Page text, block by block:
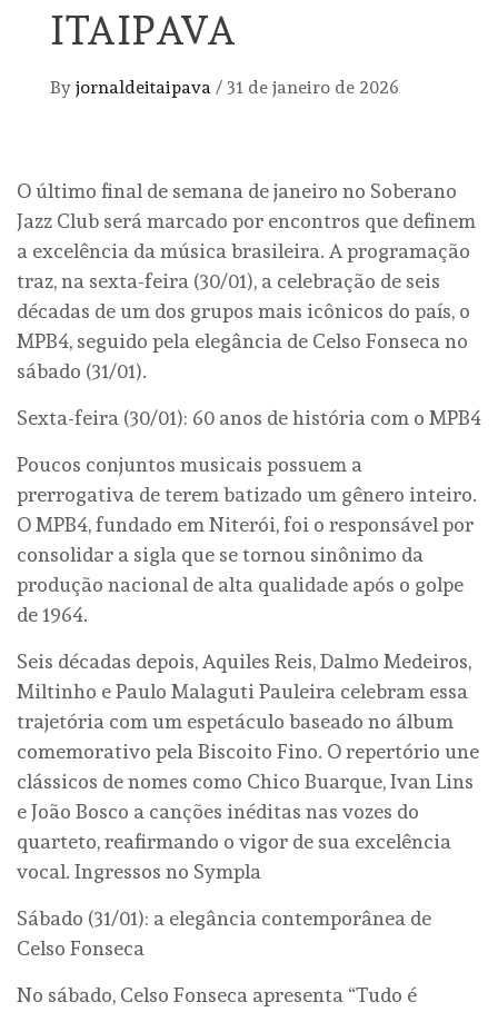
ITAIPAVA
By jornaldeitaipava / 31 de janeiro de 2026
O último final de semana de janeiro no Soberano
Jazz Club será marcado por encontros que definem
a excelência da música brasileira. A programação
traz, na sexta-feira (30/01), a celebração de seis
décadas de um dos grupos mais icônicos do país, o
MPB4, seguido pela elegância de Celso Fonseca no
sábado (31/01).
Sexta-feira (30/01): 60 anos de história com o MPB4
Poucos conjuntos musicais possuem a
prerrogativa de terem batizado um gênero inteiro.
O MPB4, fundado em Niterói, foi o responsável por
consolidar a sigla que se tornou sinônimo da
produção nacional de alta qualidade após o golpe
de 1964.
Seis décadas depois, Aquiles Reis, Dalmo Medeiros,
Miltinho e Paulo Malaguti Pauleira celebram essa
trajetória com um espetáculo baseado no álbum
comemorativo pela Biscoito Fino. O repertório une
clássicos de nomes como Chico Buarque, Ivan Lins
e João Bosco a canções inéditas nas vozes do
quarteto, reafirmando o vigor de sua excelência
vocal. Ingressos no Sympla
Sábado (31/01): a elegância contemporânea de
Celso Fonseca
No sábado, Celso Fonseca apresenta “Tudo é